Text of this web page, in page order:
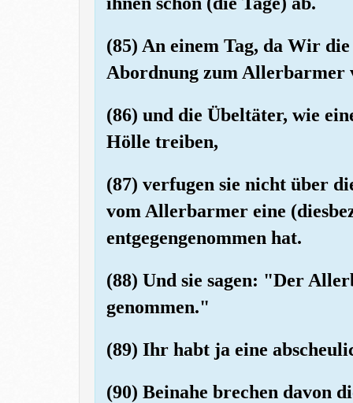
(85) An einem Tag, da Wir
Abordnung zum Allerbarmer
(86) und die Übeltäter, wie
Hölle treiben,
(87) verfugen sie nicht über
vom Allerbarmer eine
entgegengenommen hat.
(88) Und sie sagen: "Der
genommen."
(89) Ihr habt ja eine
(90) Beinahe brechen davon